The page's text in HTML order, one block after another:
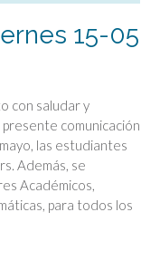
15-05
con saludar y
comunicación
las estudiantes
Además, se
Académicos,
para todos los